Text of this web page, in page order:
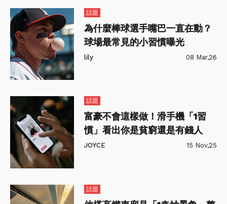
話題
為什麼棒球選手嘴巴一直在動？
球場最常見的小習慣曝光
lily 08 Mar,26
話題
富豪不會這樣做！滑手機「1習
慣」看出你是貧窮還是有錢人
JOYCE 15 Nov,25
話題